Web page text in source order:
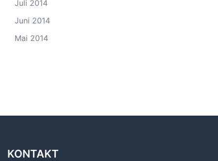
Juli 2014
Juni 2014
Mai 2014
KONTAKT